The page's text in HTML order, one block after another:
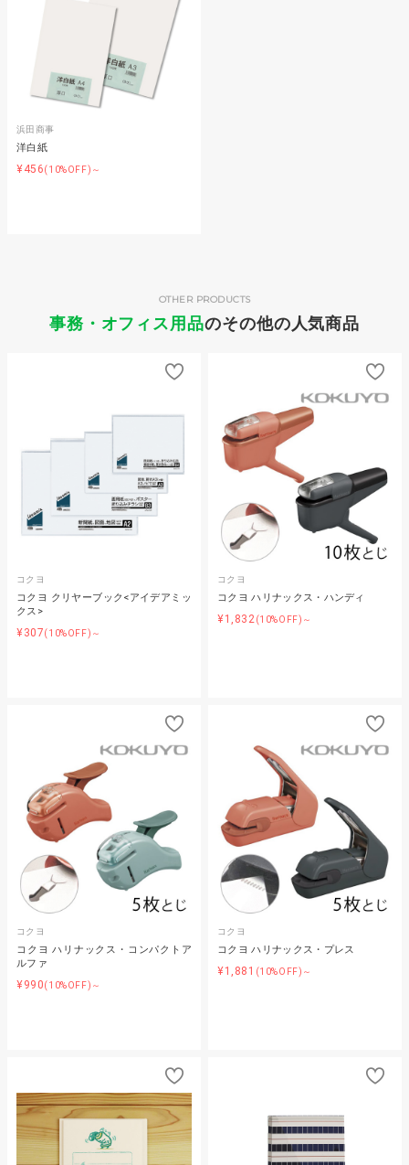
浜田商事
洋白紙
¥456(10%OFF)～
事務・オフィス用品のその他の人気商品
OTHER PRODUCTS
コクヨ
コクヨ クリヤーブック<アイデアミッ
クス>
¥307(10%OFF)～
コクヨ
コクヨ ハリナックス・ハンディ
¥1,832 (10%OFF)～
コクヨ
コクヨ ハリナックス・コンパクトア
ルファ
¥990(10%OFF)～
コクヨ
コクヨ ハリナックス・プレス
¥1,881 (10%OFF)～